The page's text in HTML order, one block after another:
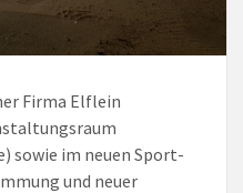
Firma Elflein
sowie im neuen Sport-
und neuer